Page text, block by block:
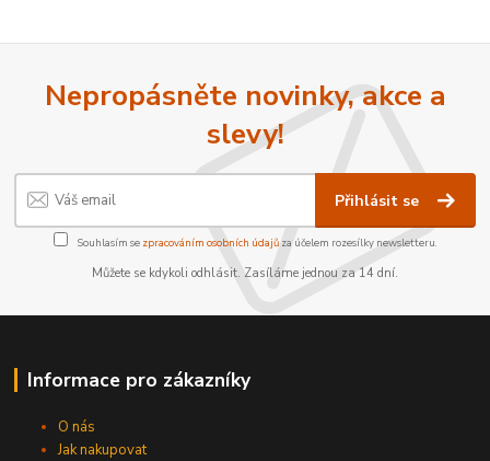
Nepropásněte novinky, akce a
slevy!
Přihlásit se
Souhlasím se zpracováním osobních údajůza účelem rozesílky newsletteru.
Můžete se kdykoli odhlásit. Zasíláme jednou za 14 dní.
Informace pro zákazníky
O nás
Jak nakupovat